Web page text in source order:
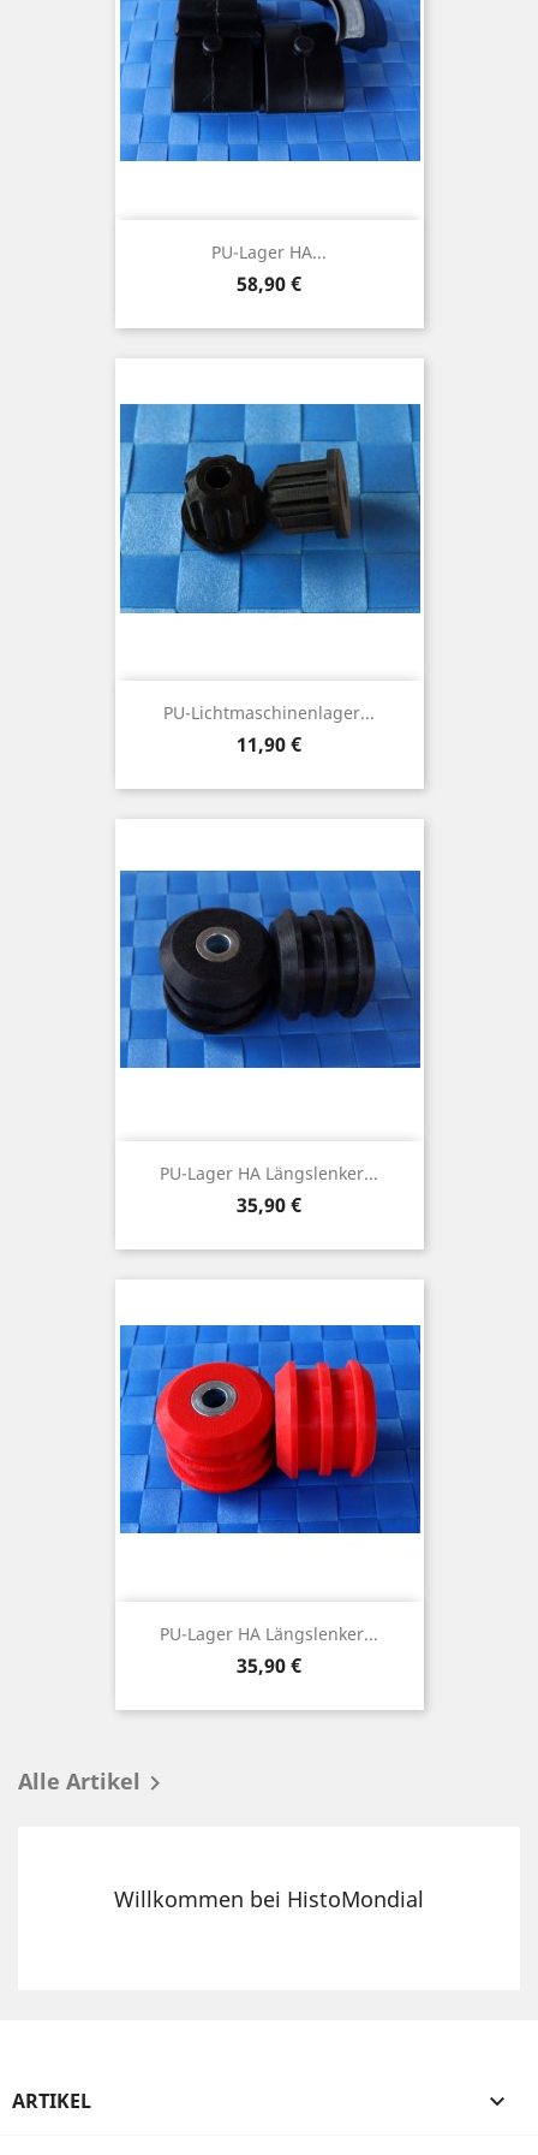
PU-Lager HA...
Preis
58,90 €
PU-Lichtmaschinenlager...
Preis
11,90 €
PU-Lager HA Längslenker...
Preis
35,90 €
PU-Lager HA Längslenker...
Preis
35,90 €
Alle Artikel 
Willkommen bei HistoMondial
ARTIKEL 